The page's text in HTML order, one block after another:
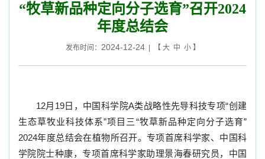
“牧草新品种定向分子选育”召开2024
年度总结会
发布时间： 2024-12-24| 【 大 中 小】
12月 19日，中国科学院A类战略性先导科技专项“创建
生态草牧业科技体系”项目三“牧草新品种定向分子选育”
2024年度总结会在植物所召开。专项首席科学家、中国科
学院院士种康，专项首席科学家助理景海春研究员，中国